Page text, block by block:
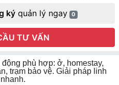
ký quản lý ngay 0
TƯ VẤN
phù hợp: ở, homestay,
trạm bảo vệ. Giải pháp linh